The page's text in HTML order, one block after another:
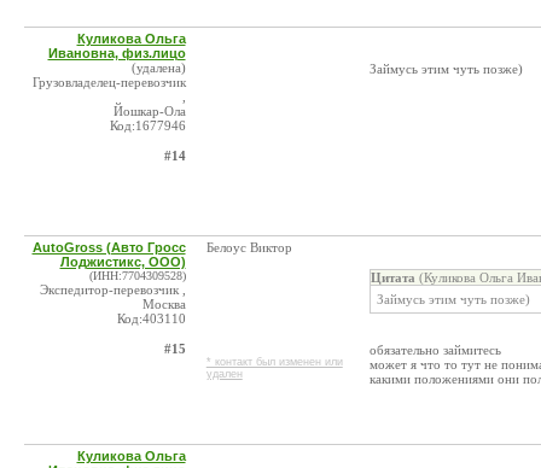
Куликова Ольга
Ивановна, физ.лицо
(удалена)
Грузовладелец-перевозчик
Йошкар-Ола
Код:1677946
#14
Займусь этим чуть позже)
AutoGross (Авто Гросс
Лоджистикс, ООО)
(ИНН:7704309528)
Экспедитор-перевозчик ,
Москва
Код:403110
#15
Белоус Виктор
* контакт был изменен или
удален
Цитата (Куликова Ольга
Займусь этим чуть позже)
обязательно займитесь
может я что то тут не
какими положениями они
Куликова Ольга